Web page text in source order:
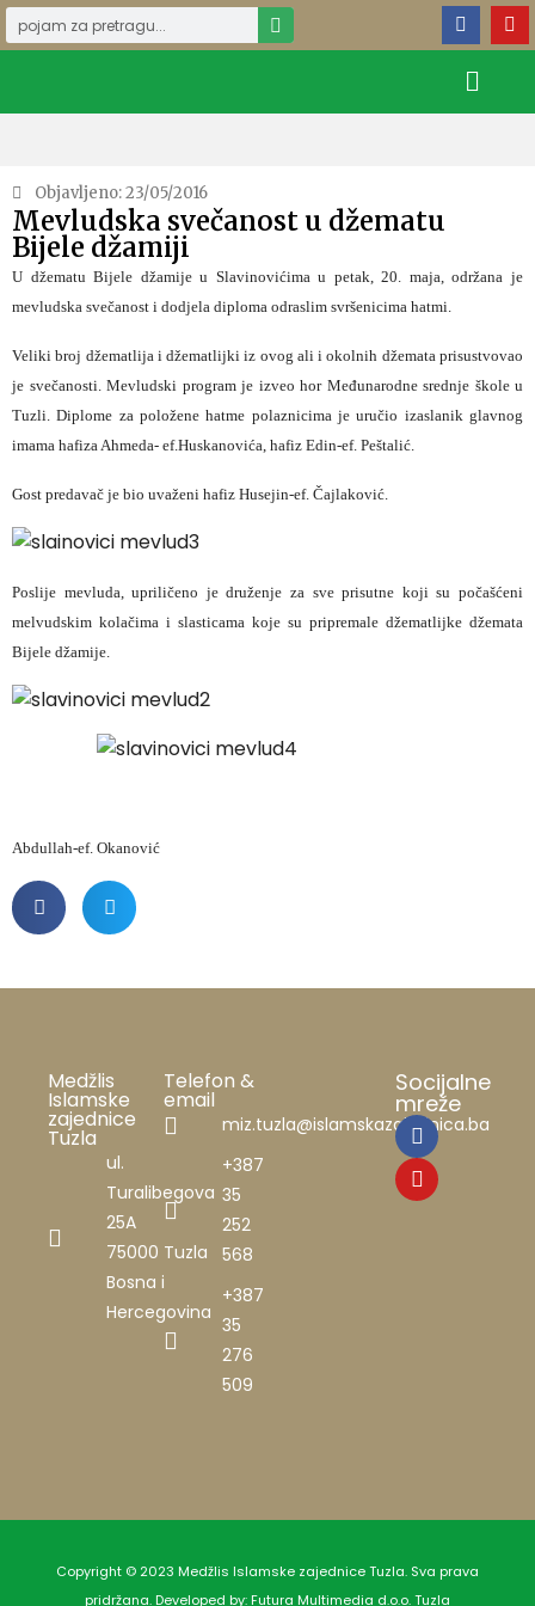
Objavljeno:23/05/2016
Mevludska svečanost u džematu
Bijele džamiji
U džematu Bijele džamije u Slavinovićima u petak, 20. maja, održana je
mevludska svečanost i dodjela diploma odraslim svršenicima hatmi.
Veliki broj džematlija i džematlijki iz ovog ali i okolnih džemata prisustvovao
je svečanosti. Mevludski program je izveo hor Međunarodne srednje škole u
Tuzli. Diplome za položene hatme polaznicima je uručio izaslanik glavnog
imama hafiza Ahmeda- ef.Huskanovića, hafiz Edin-ef. Peštalić.
Gost predavač je bio uvaženi hafiz Husejin-ef. Čajlaković.
Poslije mevluda, upriličeno je druženje za sve prisutne koji su počašćeni
melvudskim kolačima i slasticama koje su pripremale džematlijke džemata
Bijele džamije.
Abdullah-ef. Okanović
Medžlis
Islamske
zajednice
Tuzla
ul.
Turalibegova
25A
75000 Tuzla
Bosna i
Hercegovina
Telefon &
email
miz.tuzla@islamskazajednica.ba
+387
35
252
568
+387
35
276
509
Socijalne
mreže
Copyright © 2023 Medžlis Islamske zajednice Tuzla. Sva prava
pridržana. Developed by: Futura Multimedia d.o.o. Tuzla